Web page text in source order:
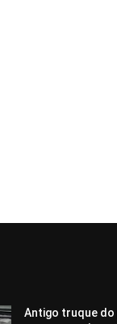
Antigo truque do